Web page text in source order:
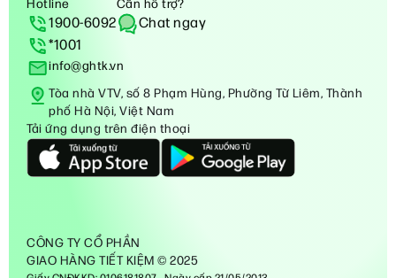
Hotline
1900-6092
*1001
Cần hỗ trợ?
Chat ngay
info@ghtk.vn
Tòa nhà VTV, số 8 Phạm Hùng, Phường Từ Liêm, Thành
phố Hà Nội, Việt Nam
Tải ứng dụng trên điện thoại
CÔNG TY CỔ PHẦN
GIAO HÀNG TIẾT KIỆM © 2025